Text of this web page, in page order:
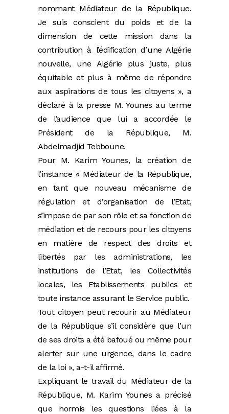
nommant Médiateur de la République.
Je suis conscient du poids et de la
dimension de cette mission dans la
contribution à l’édification d’une Algérie
nouvelle, une Algérie plus juste, plus
équitable et plus à même de répondre
aux aspirations de tous les citoyens », a
déclaré à la presse M. Younes au terme
de l’audience que lui a accordée le
Président de la République, M.
Abdelmadjid Tebboune.
Pour M. Karim Younes, la création de
l’instance « Médiateur de la République,
en tant que nouveau mécanisme de
régulation et d’organisation de l’Etat,
s’impose de par son rôle et sa fonction de
médiation et de recours pour les citoyens
en matière de respect des droits et
libertés par les administrations, les
institutions de l’Etat, les Collectivités
locales, les Etablissements publics et
toute instance assurant le Service public.
Tout citoyen peut recourir au Médiateur
de la République s’il considère que l’un
de ses droits a été bafoué ou même pour
alerter sur une urgence, dans le cadre
de la loi », a-t-il affirmé.
Expliquant le travail du Médiateur de la
République, M. Karim Younes a précisé
que hormis les questions liées à la